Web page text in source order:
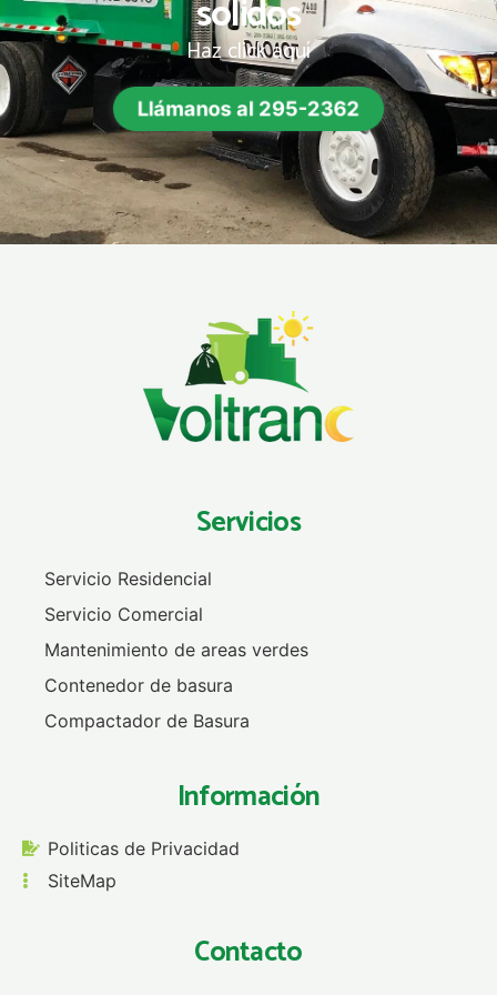
solidos
Haz click aquí
Llámanos al 295-2362
Servicios
Servicio Residencial
Servicio Comercial
Mantenimiento de areas verdes
Contenedor de basura
Compactador de Basura
Información
Politicas de Privacidad
SiteMap
Contacto